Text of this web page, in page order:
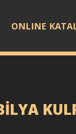
ONLINE